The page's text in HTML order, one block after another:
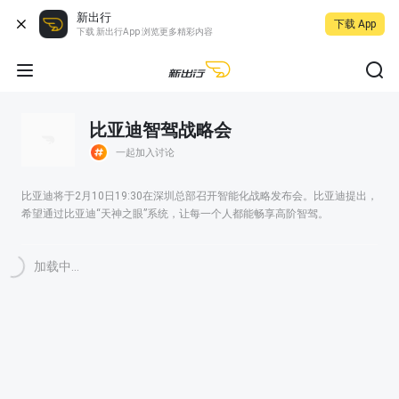
新出行
下载 新出行App 浏览更多精彩内容
下载 App
比亚迪智驾战略会
一起加入讨论
比亚迪将于2月10日19:30在深圳总部召开智能化战略发布会。比亚迪提出，
希望通过比亚迪“天神之眼”系统，让每一个人都能畅享高阶智驾。
加载中...